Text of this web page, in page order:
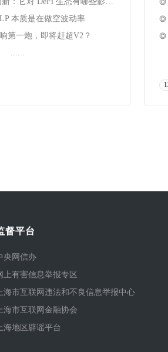
本质是在做空波动率
第一炮，即将赶超V2？
......
督平台
央网信办
上有害信息举报专区
海市互联网违法和不良信息举报中心
海市互联网金融协会
海地区辟谣平台